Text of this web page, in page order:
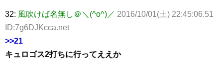
32: 風吹けば名無し＠＼(^o^)／ 2016/10/01(土) 22:45:06.51
ID:7g6DJKcca.net
>>21
キュロゴス2打ちに行ってええか